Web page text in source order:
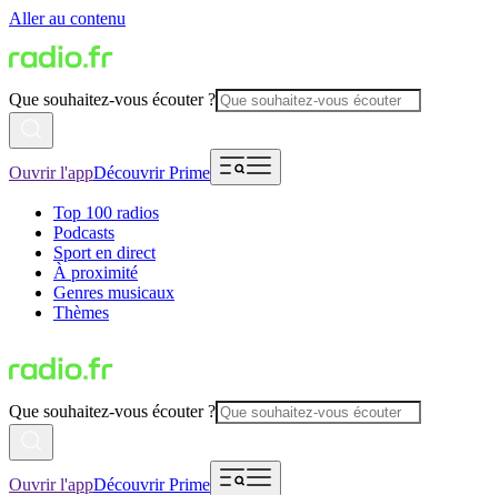
Aller au contenu
Que souhaitez-vous écouter ?
Ouvrir l'appDécouvrir Prime
Top 100 radios
Podcasts
Sport en direct
À proximité
Genres musicaux
Thèmes
Que souhaitez-vous écouter ?
Ouvrir l'appDécouvrir Prime